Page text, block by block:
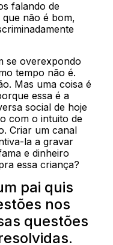
falando de
não é bom,
se overexpondo
tempo não é.
Mas uma coisa é
essa é a
social de hoje
com o intuito de
Criar um canal
la a gravar
e dinheiro
essa criança?
pai quis
nos
questões